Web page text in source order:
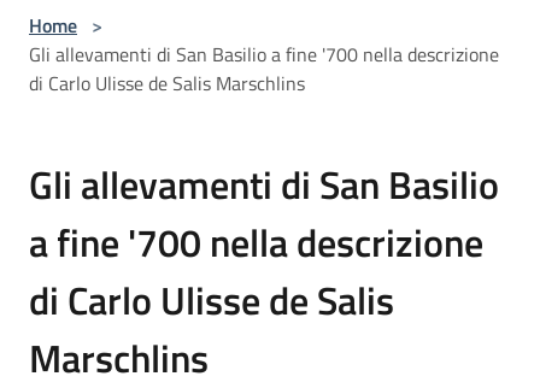
Home >
Gli allevamenti di San Basilio a fine '700 nella descrizione
di Carlo Ulisse de Salis Marschlins
Gli allevamenti di San Basilio
a fine '700 nella descrizione
di Carlo Ulisse de Salis
Marschlins